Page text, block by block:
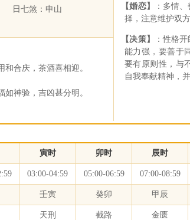
日七煞：申山
合庆，茶酒喜相迎。
神验，吉凶甚分明。
【婚恋】
：多情
择，注意维护双
【决策】
：性格
能力强，要善于
要有原则性，与
自我奉献精神，
寅时 卯时 辰时
03:00-04:59 05:00-06:59 07:00-08:59
壬寅 癸卯 甲辰
天刑 截路 金匮